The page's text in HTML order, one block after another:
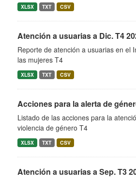
XLSX TXT CSV
Atención a usuarias a Dic. T4
Reporte de atención a usuarias en el
las mujeres T4
XLSX TXT CSV
Acciones para la alerta de
Listado de las acciones para la
violencia de género T4
XLSX TXT CSV
Atención a usuarias a Sep. T3